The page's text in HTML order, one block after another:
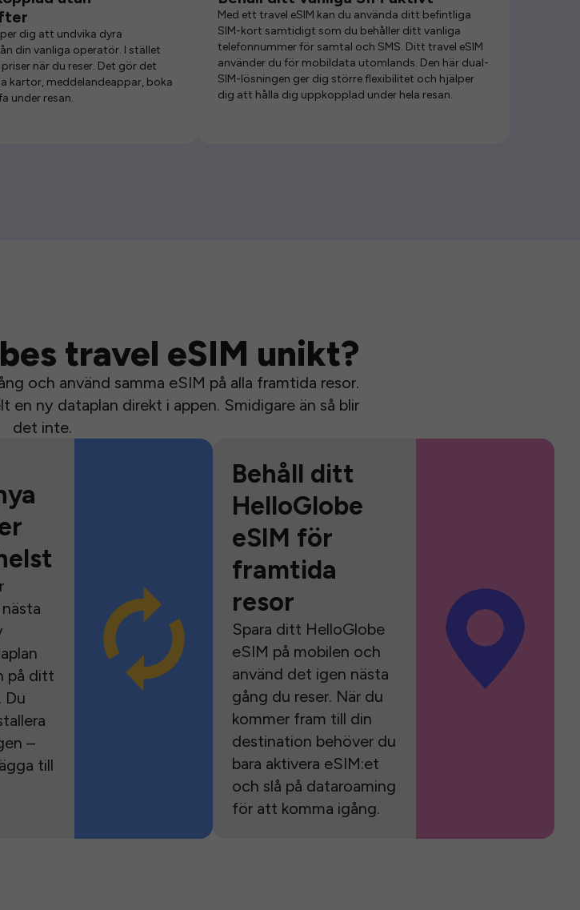
dig att undvika dyra
din vanliga operatör. I stället
när du reser. Det gör det
kartor, meddelandeappar, boka
under resan.
Med ett travel eSIM kan du använda ditt befintliga
SIM-kort samtidigt som du behåller ditt vanliga
telefonnummer för samtal och SMS. Ditt travel eSIM
använder du för mobildata utomlands. Den här dual-
SIM-lösningen ger dig större flexibilitet och hjälper
dig att hålla dig uppkopplad under hela resan.
travel eSIM unikt?
och använd samma eSIM på alla framtida resor.
en ny dataplan direkt i appen. Smidigare än så blir
det inte.
på ditt
Du
–
till
Behåll ditt
HelloGlobe
eSIM för
framtida
resor
Spara ditt HelloGlobe
eSIM på mobilen och
använd det igen nästa
gång du reser. När du
kommer fram till din
destination behöver du
bara aktivera eSIM:et
och slå på dataroaming
för att komma igång.